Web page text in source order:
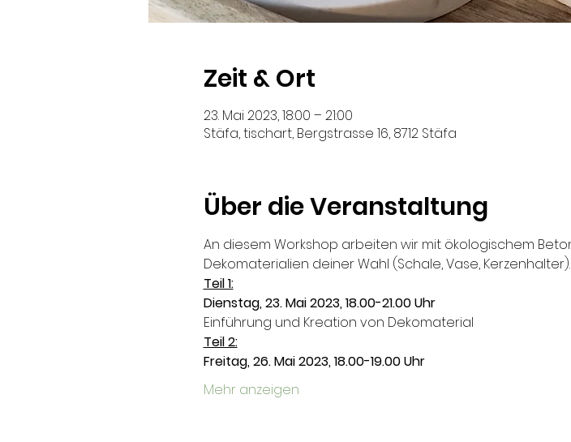
Zeit & Ort
23. Mai 2023, 18:00 – 21:00
Stäfa, tischart, Bergstrasse 16, 8712 Stäfa
Über die Veranstaltung
An diesem Workshop arbeiten wir mit ökologischem
Dekomaterialien deiner Wahl (Schale, Vase,
Teil 1:
Dienstag, 23. Mai 2023, 18.00-21.00 Uhr
Einführung und Kreation von Dekomaterial
Teil 2:
Freitag, 26. Mai 2023, 18.00-19.00 Uhr
Mehr anzeigen